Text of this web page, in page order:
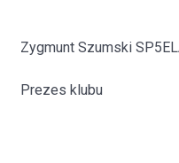
Zygmunt Szumski
Prezes klubu